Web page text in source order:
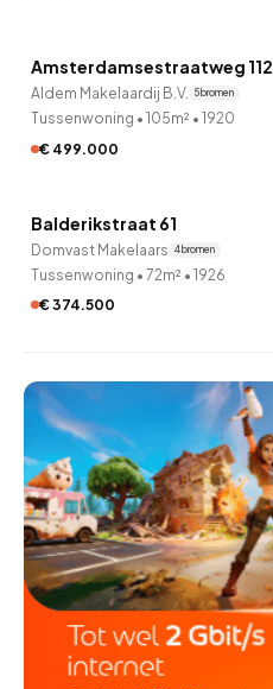
10 uur geleden ontdekt
Amsterdamsestraatweg 112
Aldem Makelaardij B.V. 5 bronnen
Tussenwoning • 105m² • 1920
€ 499.000
Verkocht onder voorbehoud
Balderikstraat 61
Domvast Makelaars 4 bronnen
Tussenwoning • 72m² • 1926
€ 374.500